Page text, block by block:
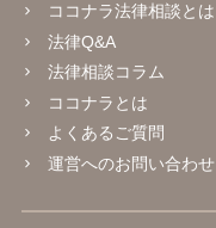
ココナラ法律相談とは
法律Q&A
法律相談コラム
ココナラとは
よくあるご質問
運営へのお問い合わせ